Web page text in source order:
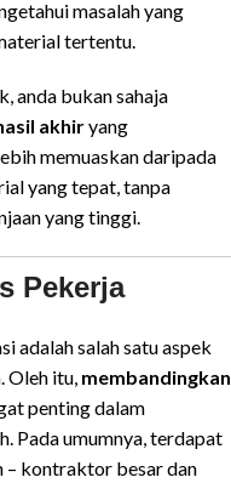
masalah yang
tertentu.
anda bukan sahaja
akhiryang
memuaskan daripada
yang tepat, tanpa
yang tinggi.
Pekerja
adalah salah satu aspek
Oleh itu, membandingkan
penting dalam
Pada umumnya, terdapat
– kontraktor besar dan